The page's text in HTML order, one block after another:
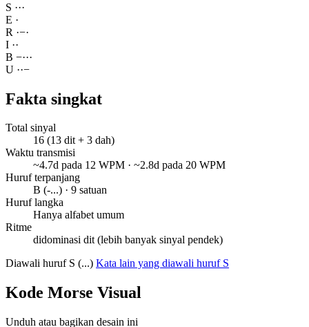
S ···
E ·
R ·−·
I ··
B −···
U ··−
Fakta singkat
Total sinyal
16 (13 dit + 3 dah)
Waktu transmisi
~4.7d pada 12 WPM · ~2.8d pada 20 WPM
Huruf terpanjang
B (-...) · 9 satuan
Huruf langka
Hanya alfabet umum
Ritme
didominasi dit (lebih banyak sinyal pendek)
Diawali huruf S (...) Kata lain yang diawali huruf S
Kode Morse Visual
Unduh atau bagikan desain ini